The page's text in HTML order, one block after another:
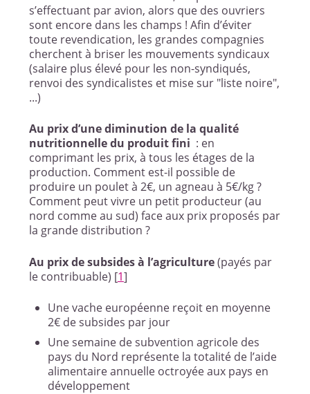
s’effectuant par avion, alors que des ouvriers
sont encore dans les champs ! Afin d’éviter
toute revendication, les grandes compagnies
cherchent à briser les mouvements syndicaux
(salaire plus élevé pour les non-syndiqués,
renvoi des syndicalistes et mise sur "liste noire",
...)
Au prix d’une diminution de la qualité
nutritionnelle du produit fini : en
comprimant les prix, à tous les étages de la
production. Comment est-il possible de
produire un poulet à 2€, un agneau à 5€/kg ?
Comment peut vivre un petit producteur (au
nord comme au sud) face aux prix proposés par
la grande distribution ?
Au prix de subsides à l’agriculture(payés par
le contribuable) [1]
Une vache européenne reçoit en moyenne
2€ de subsides par jour
Une semaine de subvention agricole des
pays du Nord représente la totalité de l’aide
alimentaire annuelle octroyée aux pays en
développement